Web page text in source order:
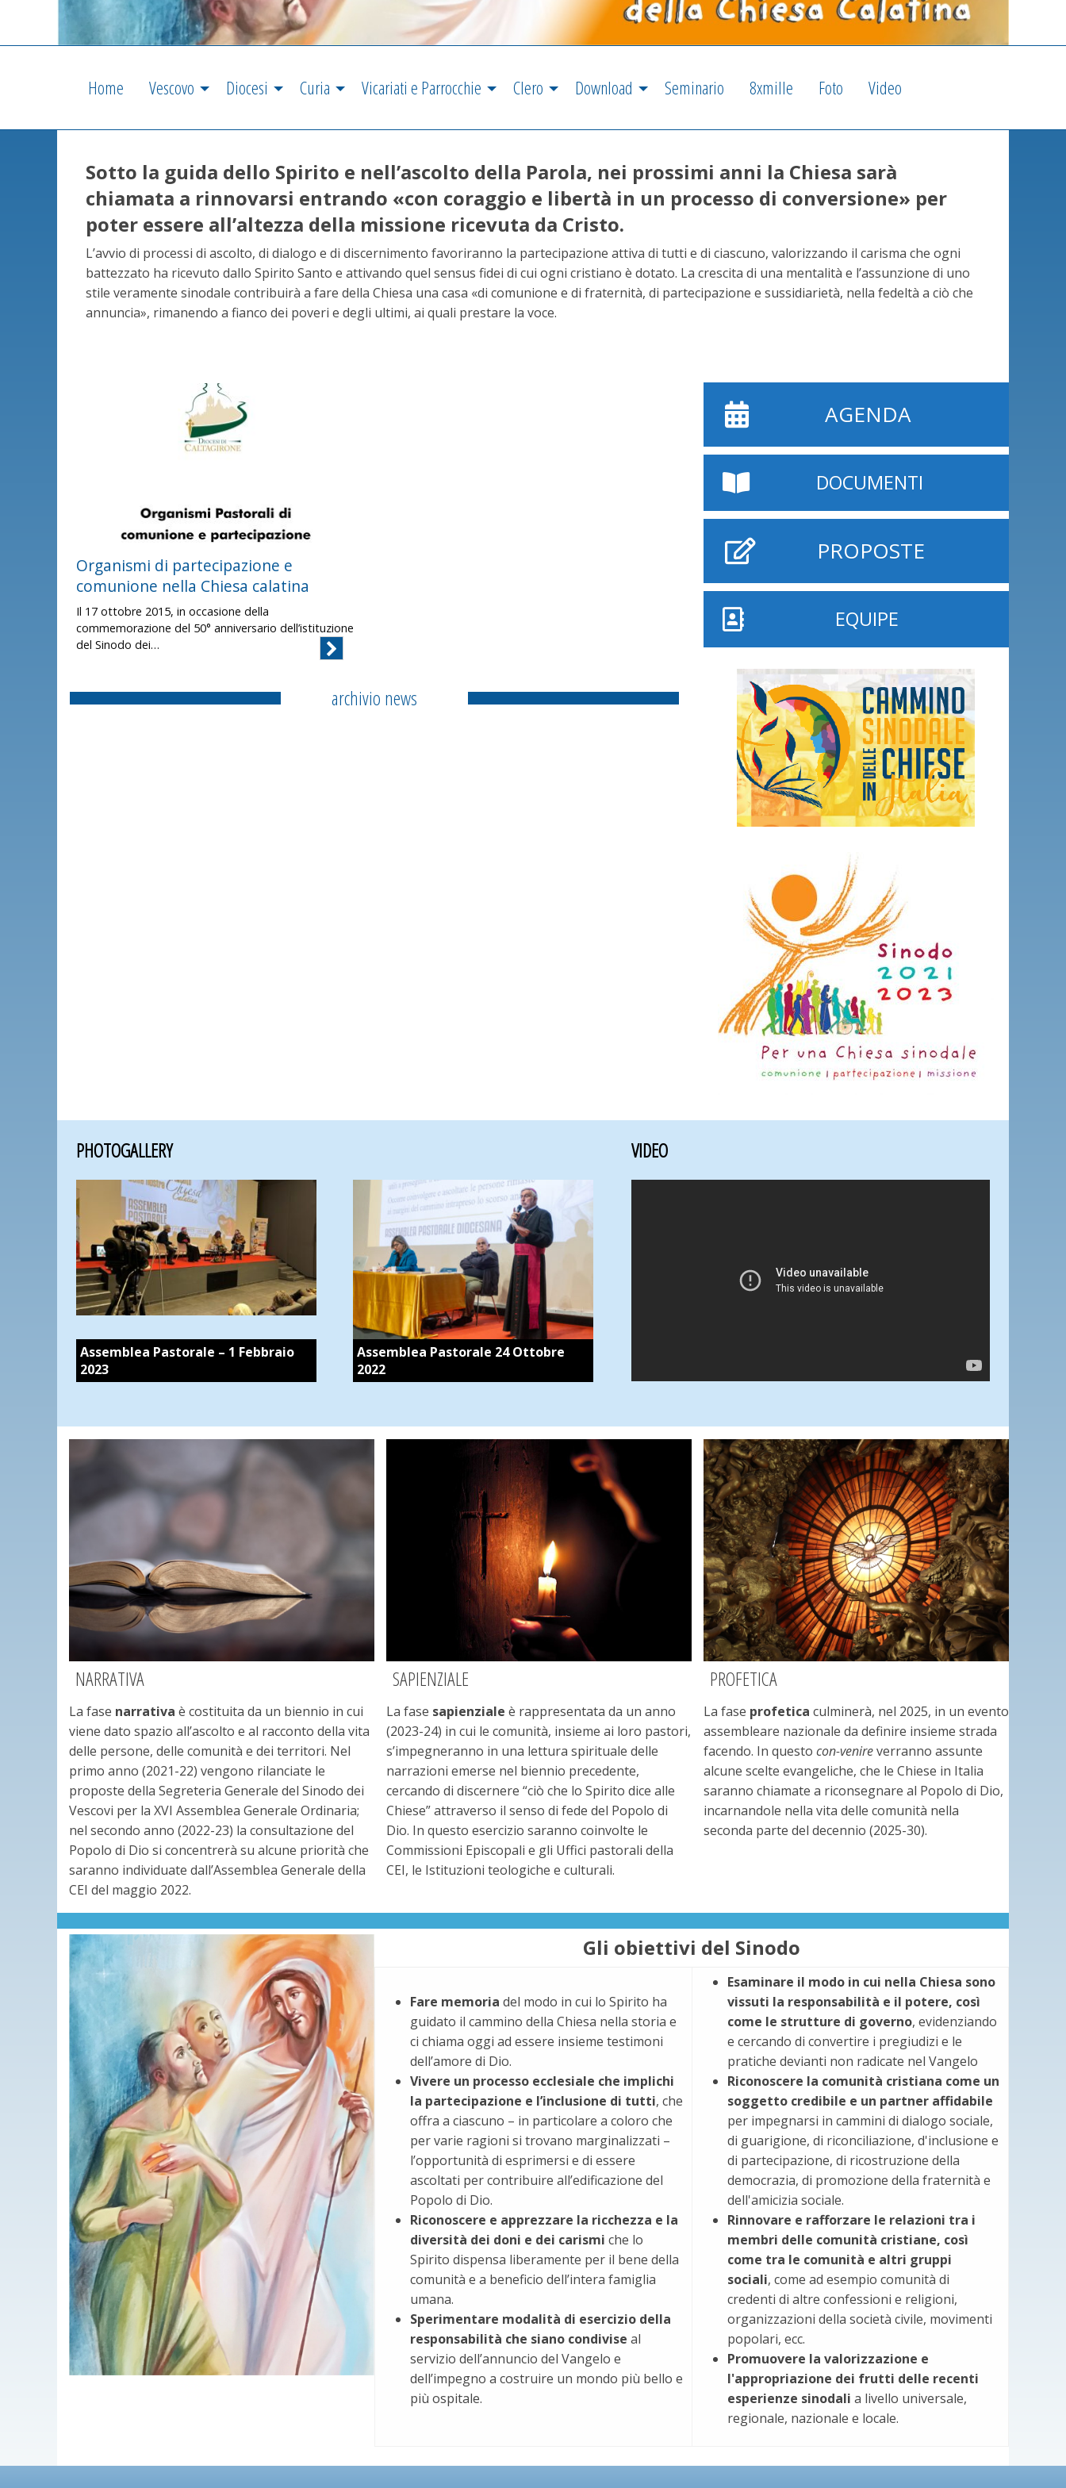
Home Vescovo Diocesi Curia Vicariati e Parrocchie Clero Download Seminario 8xmille Foto Video
Sotto la guida dello Spirito e nell’ascolto della Parola, nei prossimi anni la Chiesa sarà
chiamata a rinnovarsi entrando «con coraggio e libertà in un processo di conversione» per
poter essere all’altezza della missione ricevuta da Cristo.
L’avvio di processi di ascolto, di dialogo e di discernimento favoriranno la partecipazione attiva di tutti e di ciascuno, valorizzando il carisma che ogni
battezzato ha ricevuto dallo Spirito Santo e attivando quel sensus fidei di cui ogni cristiano è dotato. La crescita di una mentalità e l’assunzione di uno
stile veramente sinodale contribuirà a fare della Chiesa una casa «di comunione e di fraternità, di partecipazione e sussidiarietà, nella fedeltà a ciò che
annuncia», rimanendo a fianco dei poveri e degli ultimi, ai quali prestare la voce.
Organismi di partecipazione e
comunione nella Chiesa calatina
Il 17 ottobre 2015, in occasione della
commemorazione del 50° anniversario dell’istituzione
del Sinodo dei…
archivio news
AGENDA
DOCUMENTI
PROPOSTE
EQUIPE
PHOTOGALLERY
Assemblea Pastorale – 1 Febbraio
2023
Assemblea Pastorale 24 Ottobre
2022
VIDEO
NARRATIVA
La fase narrativa è costituita da un biennio in cui
viene dato spazio all’ascolto e al racconto della vita
delle persone, delle comunità e dei territori. Nel
primo anno (2021-22) vengono rilanciate le
proposte della Segreteria Generale del Sinodo dei
Vescovi per la XVI Assemblea Generale Ordinaria;
nel secondo anno (2022-23) la consultazione del
Popolo di Dio si concentrerà su alcune priorità che
saranno individuate dall’Assemblea Generale della
CEI del maggio 2022.
SAPIENZIALE
La fase sapienziale è rappresentata da un anno
(2023-24) in cui le comunità, insieme ai loro pastori,
s’impegneranno in una lettura spirituale delle
narrazioni emerse nel biennio precedente,
cercando di discernere “ciò che lo Spirito dice alle
Chiese” attraverso il senso di fede del Popolo di
Dio. In questo esercizio saranno coinvolte le
Commissioni Episcopali e gli Uffici pastorali della
CEI, le Istituzioni teologiche e culturali.
PROFETICA
La fase profetica culminerà, nel 2025, in un evento
assembleare nazionale da definire insieme strada
facendo. In questo con-venireverranno assunte
alcune scelte evangeliche, che le Chiese in Italia
saranno chiamate a riconsegnare al Popolo di Dio,
incarnandole nella vita delle comunità nella
seconda parte del decennio (2025-30).
Gli obiettivi del Sinodo
Fare memoria del modo in cui lo Spirito ha
guidato il cammino della Chiesa nella storia e
ci chiama oggi ad essere insieme testimoni
dell’amore di Dio.
Vivere un processo ecclesiale che implichi
la partecipazione e l’inclusione di tutti, che
offra a ciascuno – in particolare a coloro che
per varie ragioni si trovano marginalizzati –
l’opportunità di esprimersi e di essere
ascoltati per contribuire all’edificazione del
Popolo di Dio.
Riconoscere e apprezzare la ricchezza e la
diversità dei doni e dei carismi che lo
Spirito dispensa liberamente per il bene della
comunità e a beneficio dell’intera famiglia
umana.
Sperimentare modalità di esercizio della
responsabilità che siano condivise al
servizio dell’annuncio del Vangelo e
dell’impegno a costruire un mondo più bello e
più ospitale.
Esaminare il modo in cui nella Chiesa sono
vissuti la responsabilità e il potere, così
come le strutture di governo, evidenziando
e cercando di convertire i pregiudizi e le
pratiche devianti non radicate nel Vangelo
Riconoscere la comunità cristiana come un
soggetto credibile e un partner affidabile
per impegnarsi in cammini di dialogo sociale,
di guarigione, di riconciliazione, d'inclusione e
di partecipazione, di ricostruzione della
democrazia, di promozione della fraternità e
dell'amicizia sociale.
Rinnovare e rafforzare le relazioni tra i
membri delle comunità cristiane, così
come tra le comunità e altri gruppi
sociali, come ad esempio comunità di
credenti di altre confessioni e religioni,
organizzazioni della società civile, movimenti
popolari, ecc.
Promuovere la valorizzazione e
l'appropriazione dei frutti delle recenti
esperienze sinodali a livello universale,
regionale, nazionale e locale.